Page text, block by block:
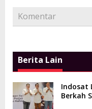
Komentar
Berita Lain
Indosat
Berkah